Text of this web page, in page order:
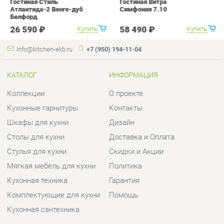
Коллекции
Кухонные гарнитуры
Шкафы для кухни
Столы для кухни
Стулья для кухни
Кухонная сантехника
Контакты
Дизайн
Доставка и Оплата
Скидки и Акции
ГОРОДА
Весь мир
Екатеринбург
КОНТАКТЫ
Шоурум и склад самовывоза
Адрес: г.Екатеринбург,
Уральских рабочих, 54
Телефон: +7 (950) 194-11-04